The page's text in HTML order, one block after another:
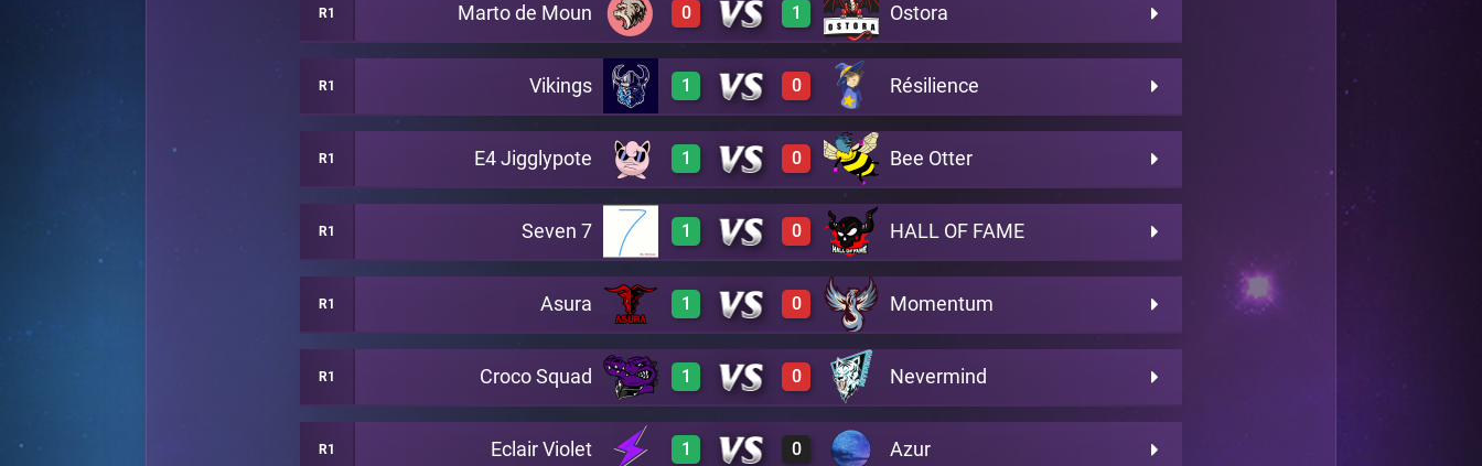
0 A21 3
R1 Marto de Moun 0 Ostora
1
0 A21 3
R1 Vikings 1 Résilience
0
3 A21 0
R1 E4 Jigglypote 1 Bee Otter
0
A21 0
R1 Seven 7 1 HALL OF FAME
0
3 A21 0
R1 Asura 1 Momentum
0
3 A21 0
R1 Croco Squad 1 Nevermind
0
3 A21 0
R1 Eclair Violet 1 Azur
0